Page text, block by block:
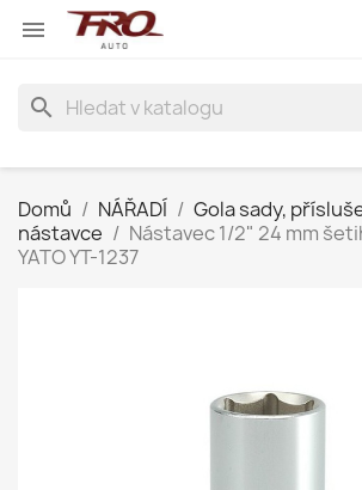

search
Domů NÁŘADÍ Gola sady,
nástavce
Nástavec 1/2" 24 mm
YATO YT-1237